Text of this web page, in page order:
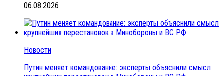
06.08.2026
Новости
Путин меняет командование: эксперты объяснили смысл